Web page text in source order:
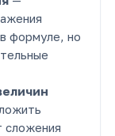
формуле, но
сложения